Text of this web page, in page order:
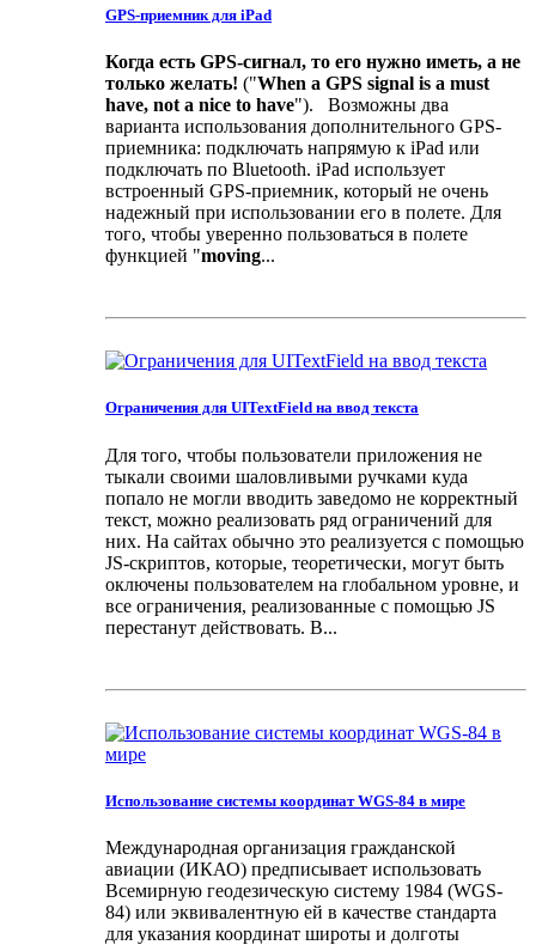
GPS-приемник для iPad
Когда есть GPS-сигнал, то его нужно иметь, а не
только желать! ("When a GPS signal is a must
have, not a nice to have"). Возможны два
варианта использования дополнительного GPS-
приемника: подключать напрямую к iPad или
подключать по Bluetooth. iPad использует
встроенный GPS-приемник, который не очень
надежный при использовании его в полете. Для
того, чтобы уверенно пользоваться в полете
функцией "moving...
Ограничения для UITextField на ввод текста
Для того, чтобы пользователи приложения не
тыкали своими шаловливыми ручками куда
попало не могли вводить заведомо не корректный
текст, можно реализовать ряд ограничений для
них. На сайтах обычно это реализуется с помощью
JS-скриптов, которые, теоретически, могут быть
оключены пользователем на глобальном уровне, и
все ограничения, реализованные с помощью JS
перестанут действовать. В...
Использование системы координат WGS-84 в мире
Международная организация гражданской
авиации (ИКАО) предписывает использовать
Всемирную геодезическую систему 1984 (WGS-
84) или эквивалентную ей в качестве стандарта
для указания координат широты и долготы